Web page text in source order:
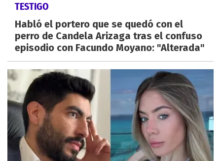
TESTIGO
Habló el portero que se quedó con el
perro de Candela Arizaga tras el confuso
episodio con Facundo Moyano: "Alterada"